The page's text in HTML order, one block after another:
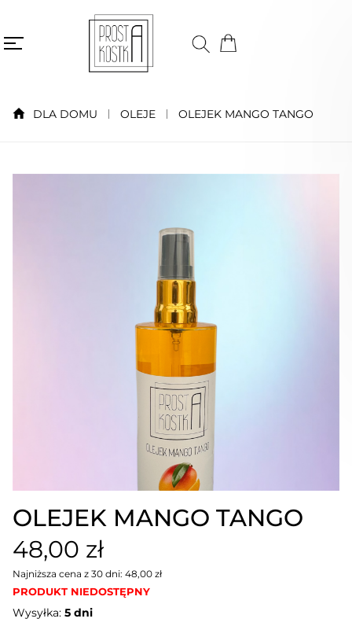
DLA DOMU OLEJE OLEJEK MANGO TANGO
OLEJEK MANGO TANGO
48,00 zł
Najniższa cena z 30 dni: 48,00 zł
PRODUKT NIEDOSTĘPNY
Wysyłka:5 dni